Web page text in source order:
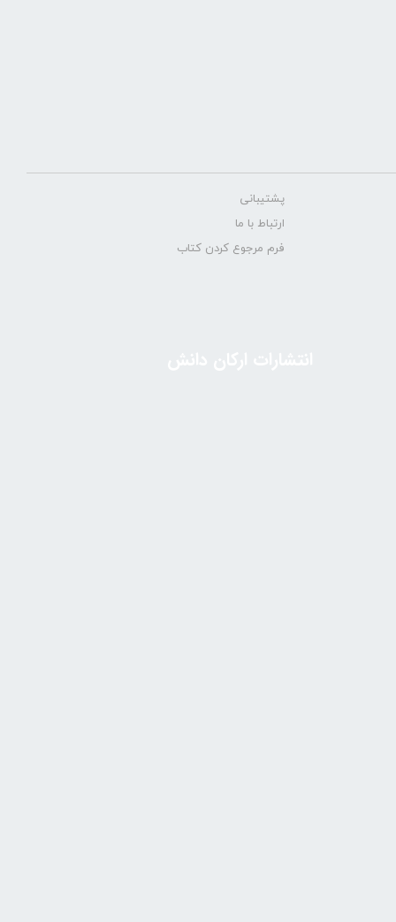
پشتیبانی
ارتباط با ما
فرم مرجوع کردن کتاب